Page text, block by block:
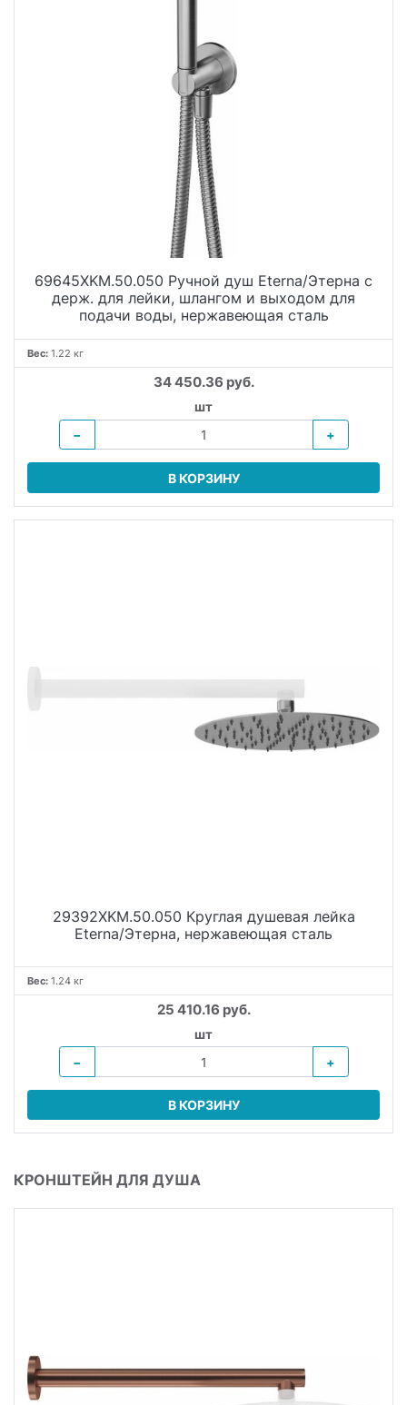
69645XKM.50.050 Ручной душ Eterna/Этерна с
держ. для лейки, шлангом и выходом для
подачи воды, нержавеющая сталь
Вес: 1.22 кг
34 450.36 руб.
шт
−
+
В КОРЗИНУ
29392XKM.50.050 Круглая душевая лейка
Eterna/Этерна, нержавеющая сталь
Вес: 1.24 кг
25 410.16 руб.
шт
−
+
В КОРЗИНУ
КРОНШТЕЙН ДЛЯ ДУША